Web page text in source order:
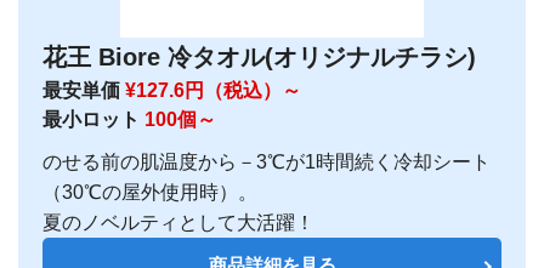
花王 Biore 冷タオル(オリジナルチラシ)
最安単価 ¥127.6円（税込）～
最小ロット 100個～
のせる前の肌温度から－3℃が1時間続く冷却シート
（30℃の屋外使用時）。
夏のノベルティとして大活躍！